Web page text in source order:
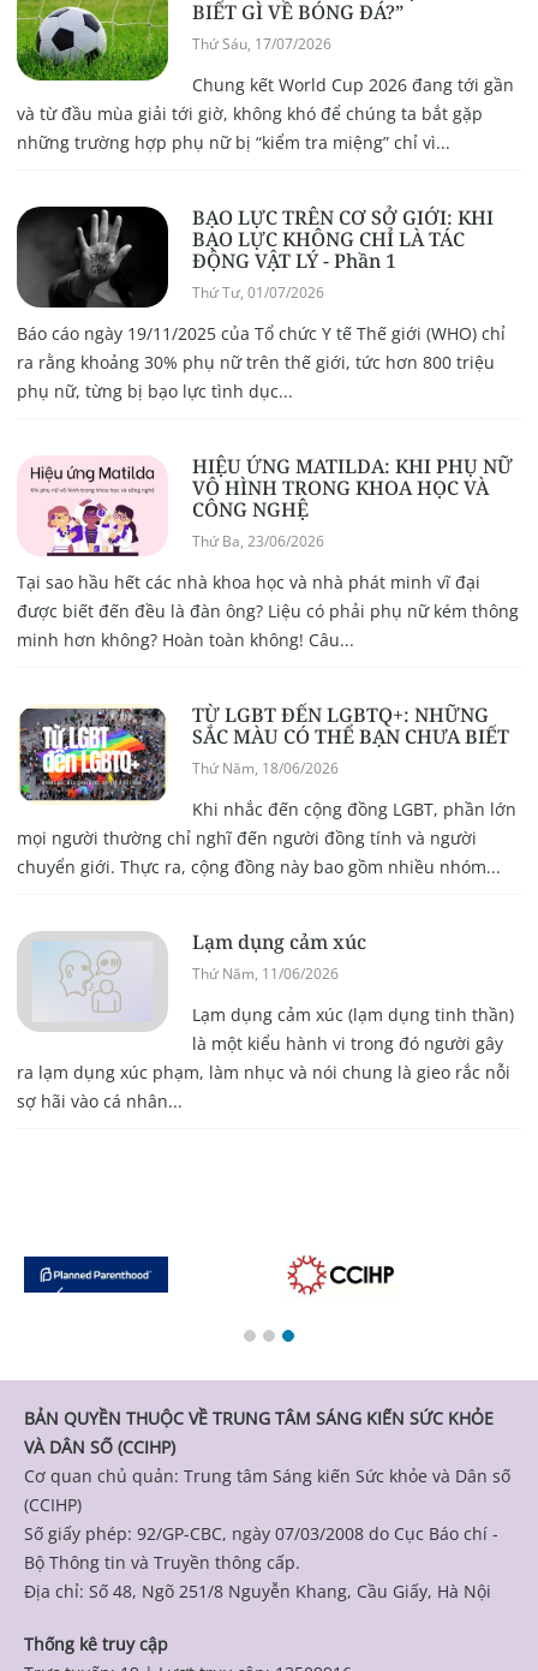
BIẾT GÌ VỀ BÓNG ĐÁ?”
Thứ Sáu, 17/07/2026
Chung kết World Cup 2026 đang tới gần
và từ đầu mùa giải tới giờ, không khó để chúng ta bắt gặp
những trường hợp phụ nữ bị “kiểm tra miệng” chỉ vì...
BẠO LỰC TRÊN CƠ SỞ GIỚI: KHI
BẠO LỰC KHÔNG CHỈ LÀ TÁC
ĐỘNG VẬT LÝ - Phần 1
Thứ Tư, 01/07/2026
Báo cáo ngày 19/11/2025 của Tổ chức Y tế Thế giới (WHO) chỉ
ra rằng khoảng 30% phụ nữ trên thế giới, tức hơn 800 triệu
phụ nữ, từng bị bạo lực tình dục...
HIỆU ỨNG MATILDA: KHI PHỤ NỮ
VÔ HÌNH TRONG KHOA HỌC VÀ
CÔNG NGHỆ
Thứ Ba, 23/06/2026
Tại sao hầu hết các nhà khoa học và nhà phát minh vĩ đại
được biết đến đều là đàn ông? Liệu có phải phụ nữ kém thông
minh hơn không? Hoàn toàn không! Câu...
TỪ LGBT ĐẾN LGBTQ+: NHỮNG
SẮC MÀU CÓ THỂ BẠN CHƯA BIẾT
Thứ Năm, 18/06/2026
Khi nhắc đến cộng đồng LGBT, phần lớn
mọi người thường chỉ nghĩ đến người đồng tính và người
chuyển giới. Thực ra, cộng đồng này bao gồm nhiều nhóm...
Lạm dụng cảm xúc
Thứ Năm, 11/06/2026
Lạm dụng cảm xúc (lạm dụng tinh thần)
là một kiểu hành vi trong đó người gây
ra lạm dụng xúc phạm, làm nhục và nói chung là gieo rắc nỗi
sợ hãi vào cá nhân...
BẢN QUYỀN THUỘC VỀ TRUNG TÂM SÁNG KIẾN SỨC KHỎE
VÀ DÂN SỐ (CCIHP)
Cơ quan chủ quản: Trung tâm Sáng kiến Sức khỏe và Dân số
(CCIHP)
Số giấy phép: 92/GP-CBC, ngày 07/03/2008 do Cục Báo chí -
Bộ Thông tin và Truyền thông cấp.
Địa chỉ: Số 48, Ngõ 251/8 Nguyễn Khang, Cầu Giấy, Hà Nội
Thống kê truy cập